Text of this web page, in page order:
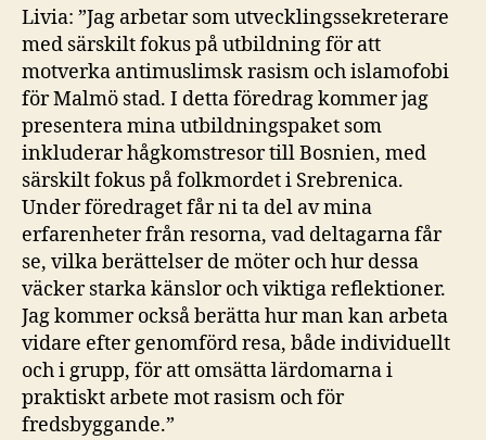
Livia: ”Jag arbetar som utvecklingssekreterare
med särskilt fokus på utbildning för att
motverka antimuslimsk rasism och islamofobi
för Malmö stad. I detta föredrag kommer jag
presentera mina utbildningspaket som
inkluderar hågkomstresor till Bosnien, med
särskilt fokus på folkmordet i Srebrenica.
Under föredraget får ni ta del av mina
erfarenheter från resorna, vad deltagarna får
se, vilka berättelser de möter och hur dessa
väcker starka känslor och viktiga reflektioner.
Jag kommer också berätta hur man kan arbeta
vidare efter genomförd resa, både individuellt
och i grupp, för att omsätta lärdomarna i
praktiskt arbete mot rasism och för
fredsbyggande.”